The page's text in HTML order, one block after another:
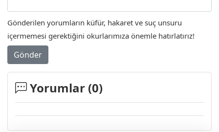
Gönderilen yorumların küfür, hakaret ve suç unsuru
içermemesi gerektiğini okurlarımıza önemle hatırlatırız!
Gönder
Yorumlar (0)